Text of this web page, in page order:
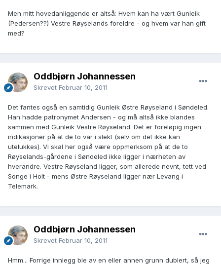
Men mitt hovedanliggende er altså: Hvem kan ha vært Gunleik
(Pedersen??) Vestre Røyselands foreldre - og hvem var han gift
med?
Oddbjørn Johannessen
Skrevet Februar 10, 2011
Det fantes også en samtidig Gunleik Østre Røyseland i Søndeled.
Han hadde patronymet Andersen - og må altså ikke blandes
sammen med Gunleik Vestre Røyseland. Det er foreløpig ingen
indikasjoner på at de to var i slekt (selv om det ikke kan
utelukkes). Vi skal her også være oppmerksom på at de to
Røyselands-gårdene i Søndeled ikke ligger i nærheten av
hverandre. Vestre Røyseland ligger, som allerede nevnt, tett ved
Songe i Holt - mens Østre Røyseland ligger nær Levang i
Telemark.
Oddbjørn Johannessen
Skrevet Februar 10, 2011
Hmm... Forrige innlegg ble av en eller annen grunn dublert, så jeg